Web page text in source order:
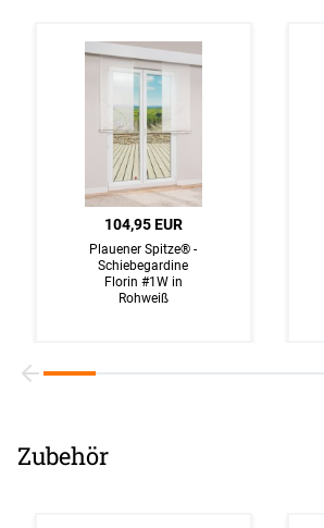
104,95 EUR
Plauener Spitze® -
Schiebegardine
Florin #1W in
Rohweiß
Zubehör